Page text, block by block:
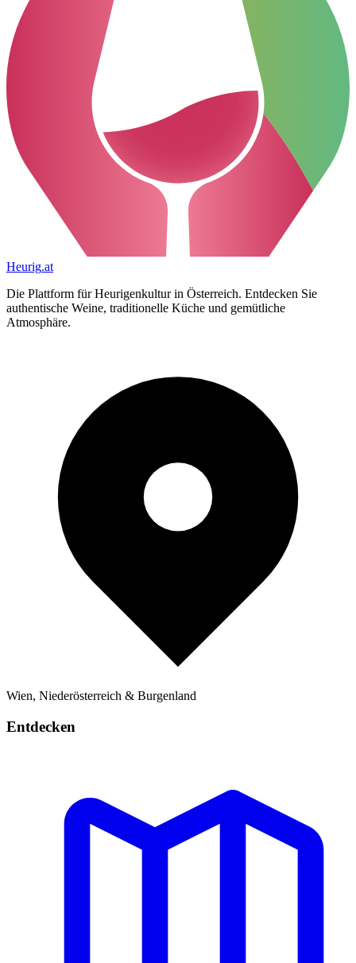
Heurig.at
Die Plattform für Heurigenkultur in Österreich. Entdecken Sie
authentische Weine, traditionelle Küche und gemütliche
Atmosphäre.
Wien, Niederösterreich & Burgenland
Entdecken